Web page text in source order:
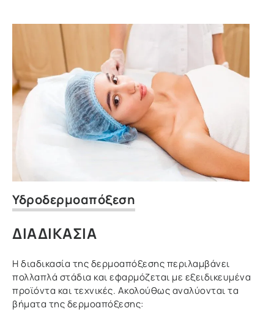
Υδροδερμοαπόξεση
ΔΙΑΔΙΚΑΣΙΑ
Η διαδικασία της δερμοαπόξεσης περιλαμβάνει
πολλαπλά στάδια και εφαρμόζεται με εξειδικευμένα
προϊόντα και τεχνικές. Ακολούθως αναλύονται τα
βήματα της δερμοαπόξεσης: